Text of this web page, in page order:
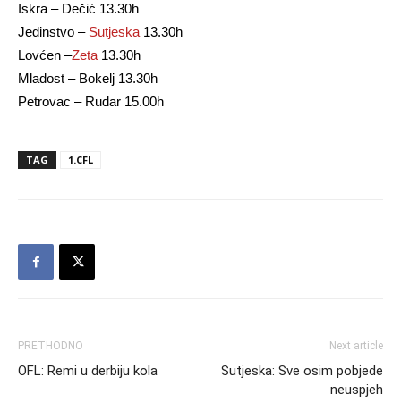
Iskra – Dečić 13.30h
Jedinstvo – Sutjeska 13.30h
Lovćen –Zeta 13.30h
Mladost – Bokelj 13.30h
Petrovac – Rudar 15.00h
TAG 1.CFL
PRETHODNO
OFL: Remi u derbiju kola
Next article
Sutjeska: Sve osim pobjede
neuspjeh